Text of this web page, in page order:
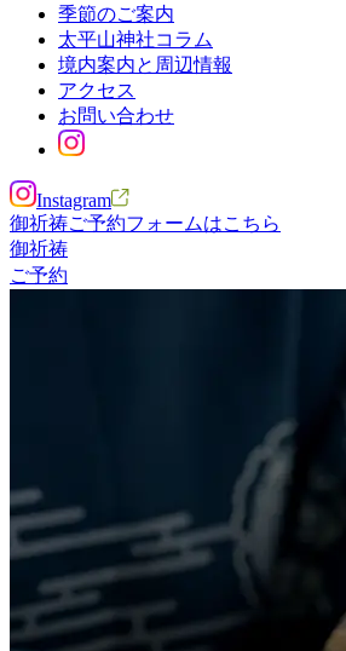
季節のご案内
太平山神社コラム
境内案内と周辺情報
アクセス
お問い合わせ
Instagram
御祈祷ご予約フォームはこちら
御祈祷
ご予約